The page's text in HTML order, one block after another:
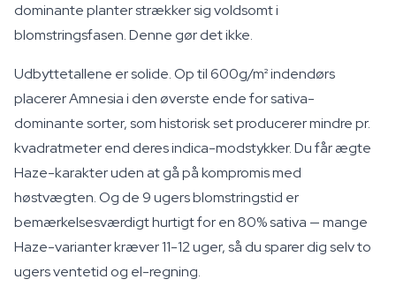
dominante planter strækker sig voldsomt i
blomstringsfasen. Denne gør det ikke.
Udbyttetallene er solide. Op til 600g/m² indendørs
placerer Amnesia i den øverste ende for sativa-
dominante sorter, som historisk set producerer mindre pr.
kvadratmeter end deres indica-modstykker. Du får ægte
Haze-karakter uden at gå på kompromis med
høstvægten. Og de 9 ugers blomstringstid er
bemærkelsesværdigt hurtigt for en 80% sativa — mange
Haze-varianter kræver 11-12 uger, så du sparer dig selv to
ugers ventetid og el-regning.